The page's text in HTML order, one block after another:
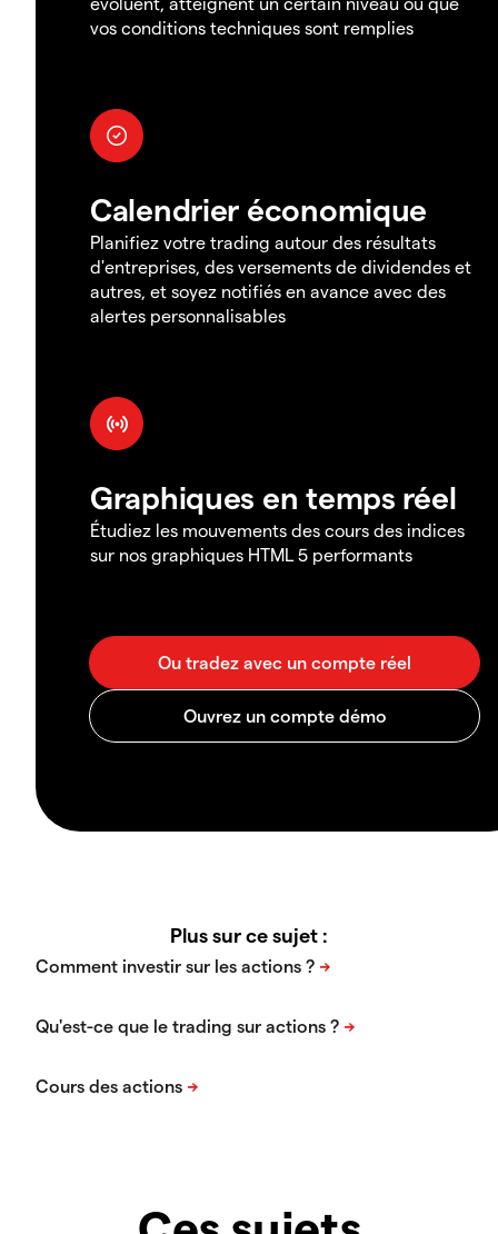
vos conditions techniques sont remplies
Calendrier économique
Planifiez votre trading autour des résultats
d'entreprises, des versements de dividendes et
autres, et soyez notifiés en avance avec des
alertes personnalisables
Graphiques en temps réel
Étudiez les mouvements des cours des indices
sur nos graphiques HTML 5 performants
Plus sur ce sujet :